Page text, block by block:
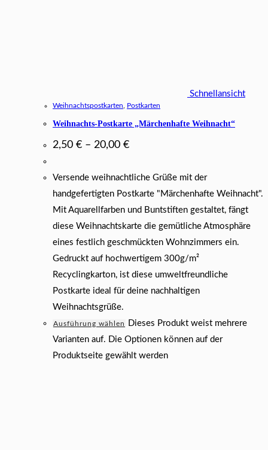
Schnellansicht
Weihnachtspostkarten Postkarten
Weihnachts-Postkarte „Märchenhafte Weihnacht“
2,50 € – 20,00 €
Versende weihnachtliche Grüße mit der
handgefertigten Postkarte "Märchenhafte Weihnacht".
Mit Aquarellfarben und Buntstiften gestaltet, fängt
diese Weihnachtskarte die gemütliche Atmosphäre
eines festlich geschmückten Wohnzimmers ein.
Gedruckt auf hochwertigem 300g/m²
Recyclingkarton, ist diese umweltfreundliche
Postkarte ideal für deine nachhaltigen
Weihnachtsgrüße.
Ausführung wählen
Dieses Produkt weist mehrere
Varianten auf. Die Optionen können auf der
Produktseite gewählt werden